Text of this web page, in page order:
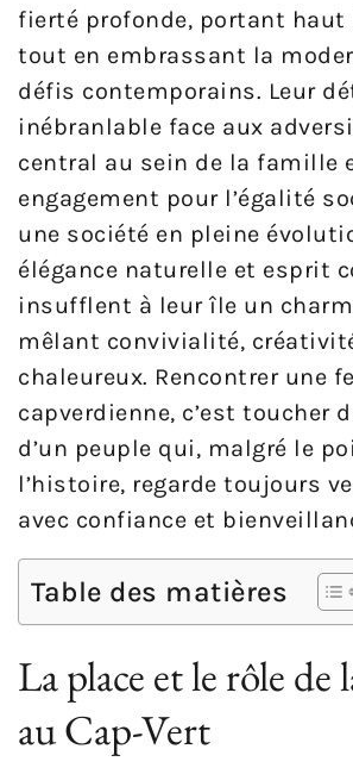
fierté profonde, portant
tout en embrassant la
défis contemporains. Leur
inébranlable face aux
central au sein de la famille
engagement pour l’égalité
une société en pleine
élégance naturelle et esprit
insufflent à leur île un
mêlant convivialité,
chaleureux. Rencontrer une
capverdienne, c’est toucher
d’un peuple qui, malgré le
l’histoire, regarde toujours
avec confiance et
Table des matières
La place et le rôle de
au Cap-Vert